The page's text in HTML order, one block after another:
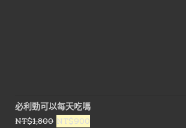
必利勁可以每天吃嗎
NT$1,800 原
NT$900